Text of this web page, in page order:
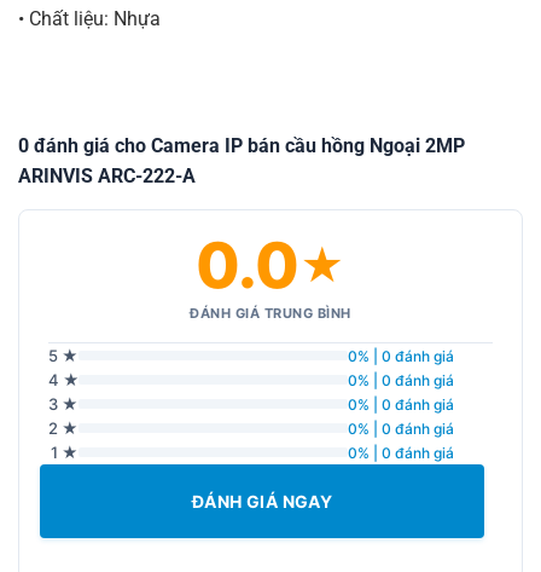
• Chất liệu: Nhựa
0 đánh giá cho Camera IP bán cầu hồng Ngoại 2MP
ARINVIS ARC-222-A
0.0★
ĐÁNH GIÁ TRUNG BÌNH
5 ★ 0% | 0 đánh giá
4 ★ 0% | 0 đánh giá
3 ★ 0% | 0 đánh giá
2 ★ 0% | 0 đánh giá
1 ★ 0% | 0 đánh giá
ĐÁNH GIÁ NGAY